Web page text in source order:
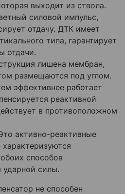
выходит из ствола.
силовой импульс,
отдачу. ДТК имеет
типа, гарантирует
отдачи.
лишена мембран,
размещаются под углом.
эффективнее работает
реактивной
в противоположном
активно-реактивные
способов
ударной силы.
не способен